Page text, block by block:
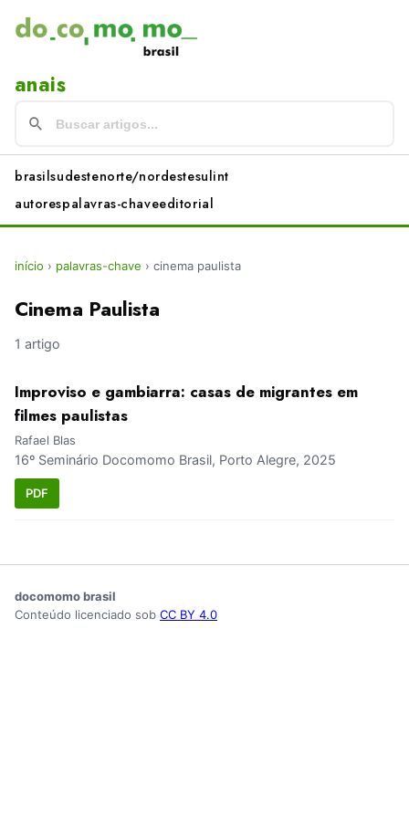
anais
brasilsudestenorte/nordestesulint
autorespalavras-chaveeditorial
início › palavras-chave › cinema paulista
Cinema Paulista
1 artigo
Improviso e gambiarra: casas de migrantes em
filmes paulistas
Rafael Blas
16º Seminário Docomomo Brasil, Porto Alegre, 2025
PDF
docomomo brasil
Conteúdo licenciado sob CC BY 4.0